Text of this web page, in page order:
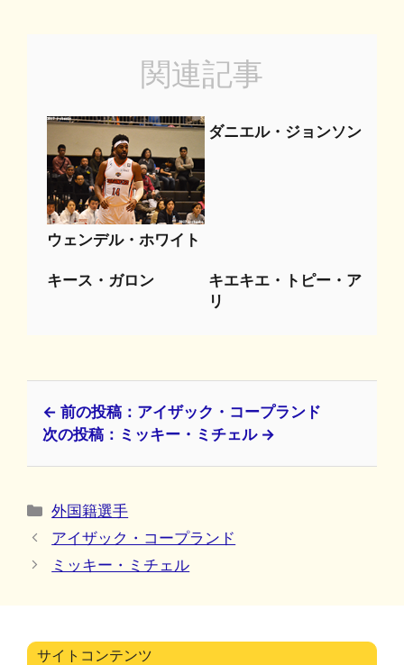
関連記事
ウェンデル・ホワイト
ダニエル・ジョンソン
キース・ガロン
キエキエ・トピー・ア
リ
← 前の投稿：アイザック・コープランド
次の投稿：ミッキー・ミチェル →
カ
テ
リ
外国籍選手
アイザック・コープランド
ミッキー・ミチェル
サイトコンテンツ